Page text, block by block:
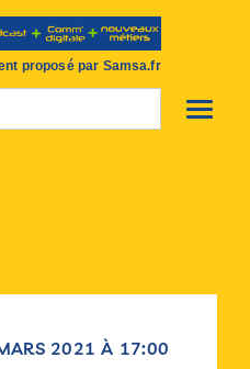
proposé par Samsa.fr
2021 À 17:00